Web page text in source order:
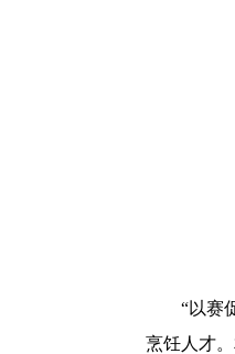
“以赛
烹饪人才